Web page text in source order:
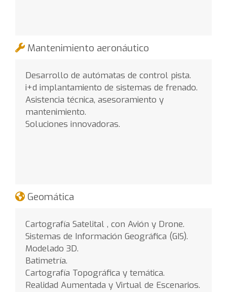
Mantenimiento aeronáutico
Desarrollo de autómatas de control pista.
i+d implantamiento de sistemas de frenado.
Asistencia técnica, asesoramiento y
mantenimiento.
Soluciones innovadoras.
Geomática
Cartografía Satelital , con Avión y Drone.
Sistemas de Información Geográfica (GIS).
Modelado 3D.
Batimetría.
Cartografía Topográfica y temática.
Realidad Aumentada y Virtual de Escenarios.